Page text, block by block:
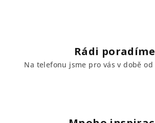
Rádi poradíme
Na telefonu jsme pro vás v době